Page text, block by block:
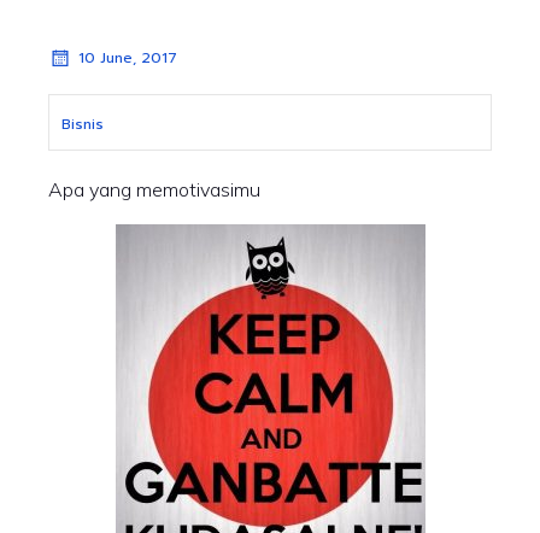
10 June, 2017
Bisnis
Apa yang memotivasimu